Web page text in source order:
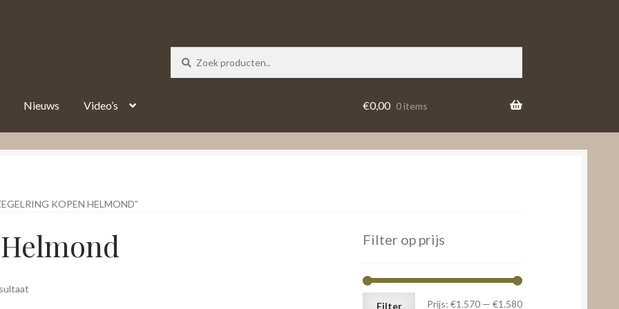
Nieuws Video’s €0,00 0 items
KOPEN HELMOND”
Filter op prijs
Min.
Max.
Filter Prijs: €1.570— €1.580